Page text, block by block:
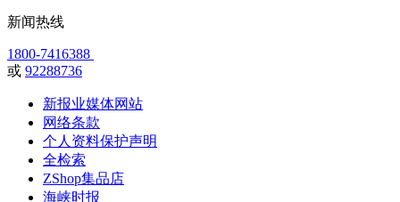
新闻热线
1800-7416388
或 92288736
新报业媒体网站
网络条款
个人资料保护声明
全检索
ZShop集品店
海峡时报